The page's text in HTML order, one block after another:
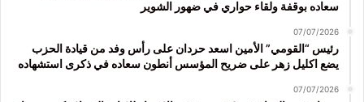
سعاده بوقفة ولقاء حواري في ضهور الشوير
07/07/2026
رئيس “القومي” الأمين اسعد حردان على رأس وفد من قيادة الحزب
يضع اكليل زهر على ضريح المؤسس أنطون سعاده في ذكرى استشهاده
07/07/2026